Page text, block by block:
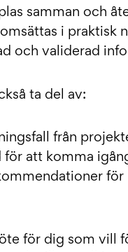
samman och
i praktisk
och validerad
ta del av:
från
att komma
för dig som vill